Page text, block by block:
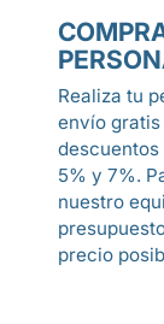
Realiza tu
envío
5% y 7%.
nuestro
precio